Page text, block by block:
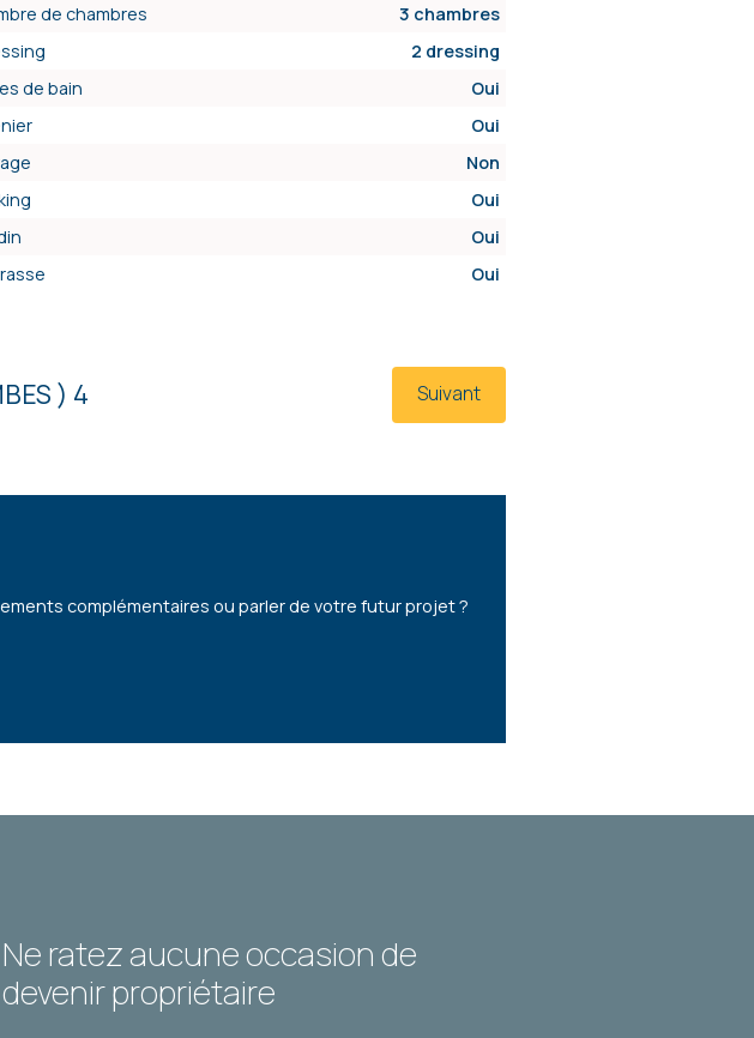
de chambres
3 chambres
2 dressing
de bain
Oui
Oui
Non
Oui
Oui
Oui
) 4 Suivant
complémentaires ou parler de votre futur projet ?
Ne ratez aucune occasion de
devenir propriétaire